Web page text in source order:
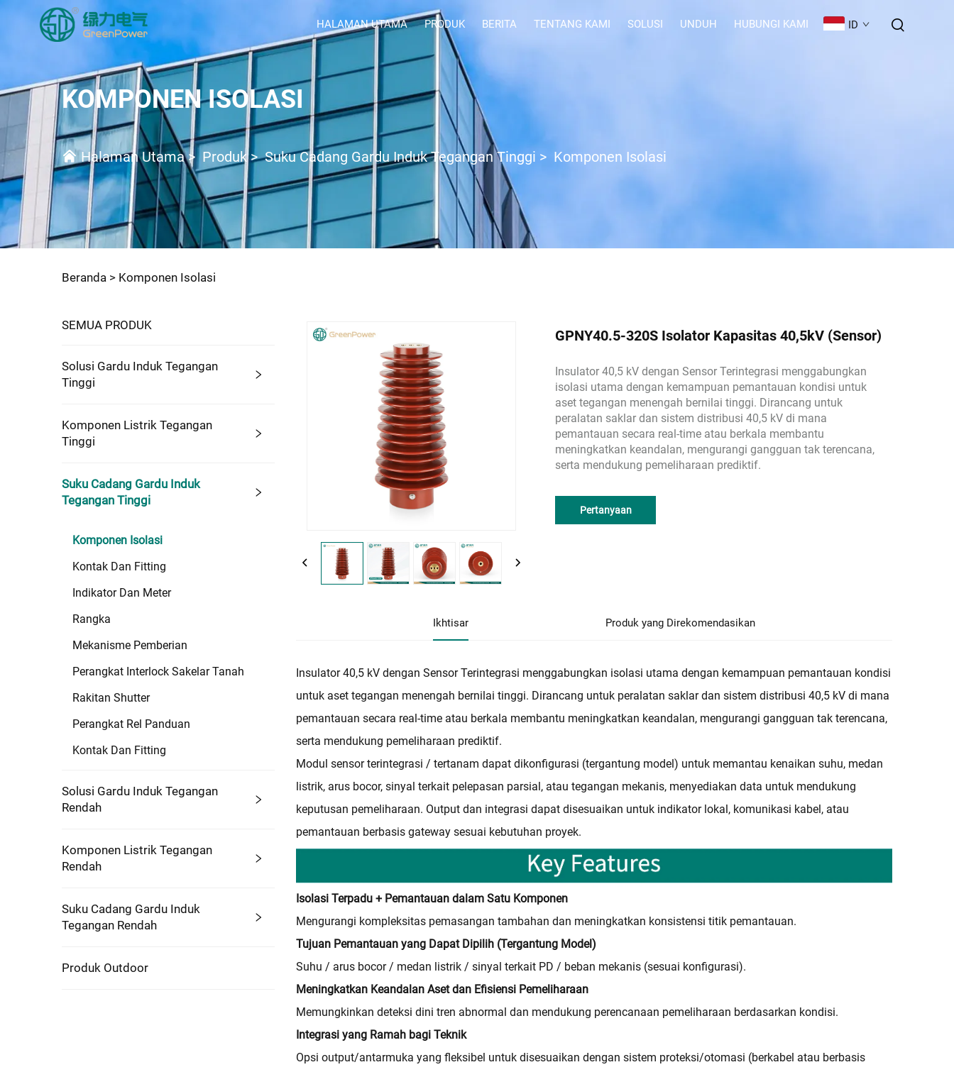
HALAMAN UTAMA PRODUK BERITA TENTANG KAMI SOLUSI UNDUH HUBUNGI KAMI ID
KOMPONEN ISOLASI
Halaman Utama> Produk>Suku Cadang Gardu Induk Tegangan Tinggi > Komponen Isolasi
Beranda > Komponen Isolasi
SEMUA PRODUK
Solusi Gardu Induk Tegangan
Tinggi
Komponen Listrik Tegangan
Tinggi
Suku Cadang Gardu Induk
Tegangan Tinggi
Komponen Isolasi
Kontak Dan Fitting
Indikator Dan Meter
Rangka
Mekanisme Pemberian
Perangkat Interlock Sakelar Tanah
Rakitan Shutter
Perangkat Rel Panduan
Kontak Dan Fitting
Solusi Gardu Induk Tegangan
Rendah
Komponen Listrik Tegangan
Rendah
Suku Cadang Gardu Induk
Tegangan Rendah
Produk Outdoor
GPNY40.5-320S Isolator Kapasitas 40,5kV (Sensor)
Insulator 40,5 kV dengan Sensor Terintegrasi menggabungkan
isolasi utama dengan kemampuan pemantauan kondisi untuk
aset tegangan menengah bernilai tinggi. Dirancang untuk
peralatan saklar dan sistem distribusi 40,5 kV di mana
pemantauan secara real-time atau berkala membantu
meningkatkan keandalan, mengurangi gangguan tak terencana,
serta mendukung pemeliharaan prediktif.
Pertanyaan
Ikhtisar Produk yang Direkomendasikan
Insulator 40,5 kV dengan Sensor Terintegrasi menggabungkan isolasi utama dengan kemampuan pemantauan kondisi
untuk aset tegangan menengah bernilai tinggi. Dirancang untuk peralatan saklar dan sistem distribusi 40,5 kV di mana
pemantauan secara real-time atau berkala membantu meningkatkan keandalan, mengurangi gangguan tak terencana,
serta mendukung pemeliharaan prediktif.
Modul sensor terintegrasi / tertanam dapat dikonfigurasi (tergantung model) untuk memantau kenaikan suhu, medan
listrik, arus bocor, sinyal terkait pelepasan parsial, atau tegangan mekanis, menyediakan data untuk mendukung
keputusan pemeliharaan. Output dan integrasi dapat disesuaikan untuk indikator lokal, komunikasi kabel, atau
pemantauan berbasis gateway sesuai kebutuhan proyek.
Isolasi Terpadu + Pemantauan dalam Satu Komponen
Mengurangi kompleksitas pemasangan tambahan dan meningkatkan konsistensi titik pemantauan.
Tujuan Pemantauan yang Dapat Dipilih (Tergantung Model)
Suhu / arus bocor / medan listrik / sinyal terkait PD / beban mekanis (sesuai konfigurasi).
Meningkatkan Keandalan Aset dan Efisiensi Pemeliharaan
Memungkinkan deteksi dini tren abnormal dan mendukung perencanaan pemeliharaan berdasarkan kondisi.
Integrasi yang Ramah bagi Teknik
Opsi output/antarmuka yang fleksibel untuk disesuaikan dengan sistem proteksi/otomasi (berkabel atau berbasis